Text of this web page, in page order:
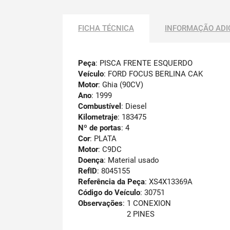
FICHA TÉCNICA INFORMAÇÃO
Peça: PISCA FRENTE ESQUERDO
Veículo: FORD FOCUS BERLINA CAK
Motor: Ghia (90CV)
Ano: 1999
Combustível : Diesel
Kilometraje: 183475
Nº de portas: 4
Cor: PLATA
Motor: C9DC
Doença: Material usado
RefID: 8045155
Referência da Peça: XS4X13369A
Código do Veículo: 30751
Observações: 1 CONEXION
2 PINES